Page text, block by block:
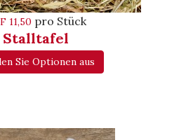
11,50 pro Stück
Stalltafel
Sie Optionen aus